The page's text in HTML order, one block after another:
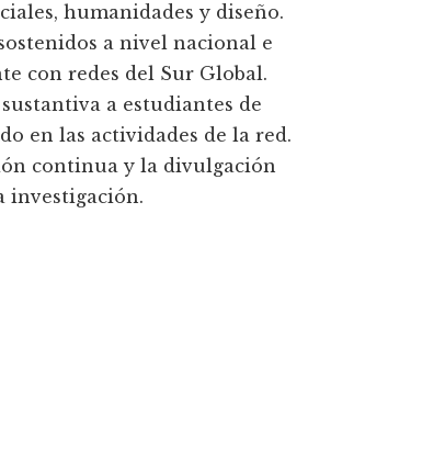
humanidades y diseño.
a nivel nacional e
con redes del Sur Global.
a estudiantes de
en las actividades de la red.
continua y la divulgación
investigación.